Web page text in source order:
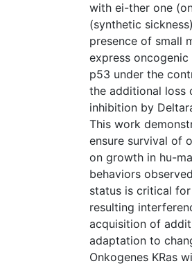
with ei-ther one
(synthetic
presence of small
express
p53 under the
the additional loss
inhibition by
This work
ensure survival of
on growth in hu-
behaviors
status is critical
resulting
acquisition of
adaptation to
Onkogenes KRas